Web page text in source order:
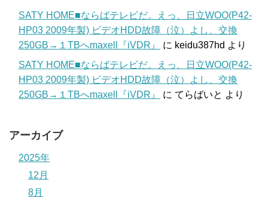
SATY HOME■ならばテレビだ。えっ、日立WOO(P42-
HP03 2009年製) ビデオHDD故障（泣）よし、交換
250GB→１TBへmaxell『iVDR』
に keidu387hd より
SATY HOME■ならばテレビだ。えっ、日立WOO(P42-
HP03 2009年製) ビデオHDD故障（泣）よし、交換
250GB→１TBへmaxell『iVDR』
に てらばいと より
アーカイブ
2025年
12月
8月